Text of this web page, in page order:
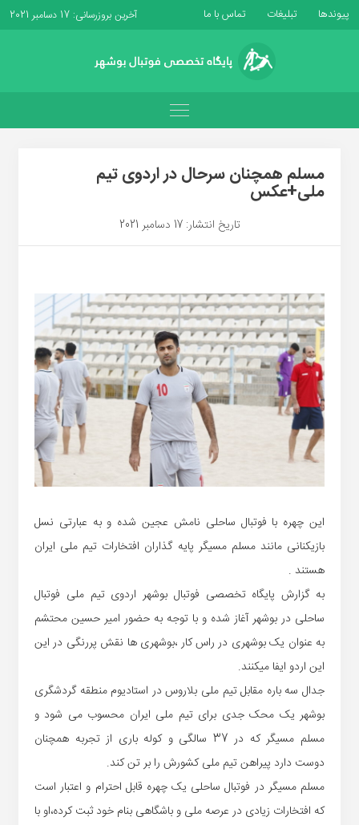
پیوندها تبلیغات تماس با ما آخرین بروزرسانی: 17 دسامبر 2021
مسلم همچنان سرحال در اردوی تیم
ملی+عکس
تاریخ انتشار: 17 دسامبر 2021
این چهره با فوتبال ساحلی نامش عجین شده و به عبارتی نسل
بازیکنانی مانند مسلم مسیگر پایه گذاران افتخارات تیم ملی ایران
هستند .
به گزارش پایگاه تخصصی فوتبال بوشهر اردوی تیم ملی فوتبال
ساحلی در بوشهر آغاز شده و با توجه به حضور امیر حسین محتشم
به عنوان یک بوشهری در راس کار ،بوشهری ها نقش پررنگی در این
این اردو ایفا میکنند.
جدال سه باره مقابل تیم ملی بلاروس در استادیوم منطقه گردشگری
بوشهر یک محک جدی برای تیم ملی ایران محسوب می شود و
مسلم مسیگر که در 37 سالگی و کوله باری از تجربه همچنان
دوست دارد پیراهن تیم ملی کشورش را بر تن کند.
مسلم مسیگر در فوتبال ساحلی یک چهره قابل احترام و اعتبار است
که افتخارات زیادی در عرصه ملی و باشگاهی بنام خود ثبت کرده،او با